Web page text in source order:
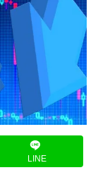
LINE